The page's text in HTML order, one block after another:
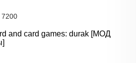
7200
and сard games: durak [МОД